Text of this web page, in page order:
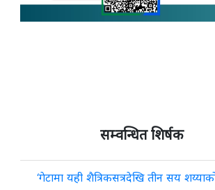
सम्वन्धित शिर्षक
‘गेटामा यही शैत्रिकसत्रदेखि तीन सय